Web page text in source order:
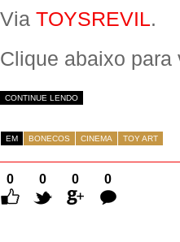
Via TOYSREVIL.
Clique abaixo
CONTINUE LENDO
EM BONECOS CINEMA TOY ART
0 0 0
0
Comentários